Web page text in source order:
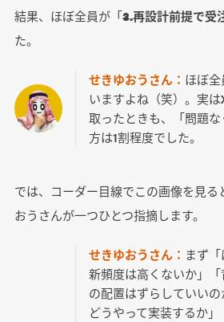
結果、ほぼ全員が「3.再設計前提で受
た。
せきゆおうさん： ほぼ
いますよね（笑）。実
取ったときも、「問題
方は1割程度でした。
では、コーダー目線でこの画像を見る
おうさんが一つひとつ指摘します。
せきゆおうさん： まず
新頻度は高くないか」
の配置はずらしていい
どうやって実装するか